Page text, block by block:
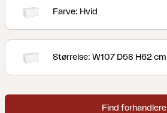
Farve: Hvid
Størrelse: W107 D58 H62 cm
Find forhandlere